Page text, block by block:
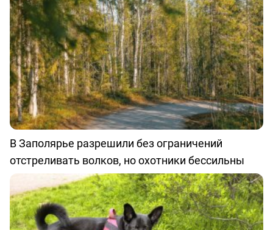
В Заполярье разрешили без ограничений
отстреливать волков, но охотники бессильны